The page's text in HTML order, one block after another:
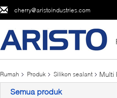
cherry@aristoindustries.com
Rumah Produk Silikon sealant Multi
Semua produk